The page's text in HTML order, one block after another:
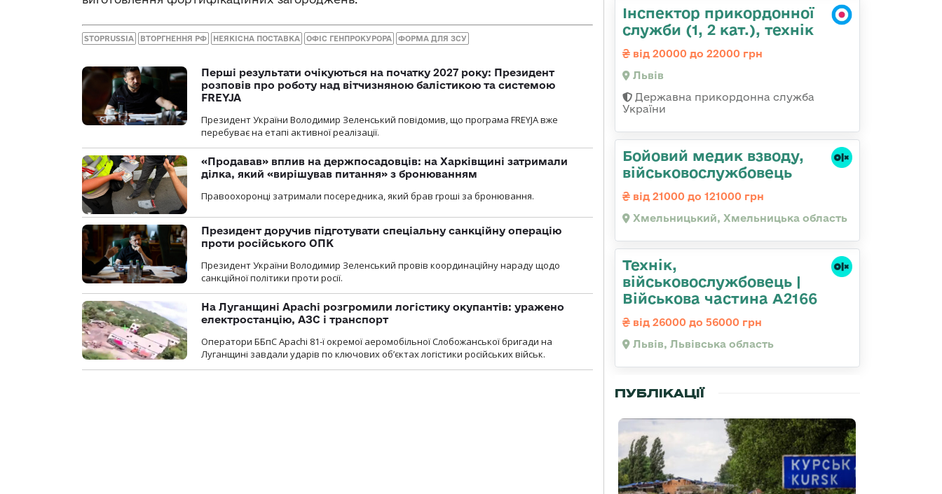
STOPRUSSIA ВТОРГНЕННЯ РФ НЕЯКІСНА ПОСТАВКА ОФІС ГЕНПРОКУРОРА ФОРМА ДЛЯ ЗСУ
Перші результати очікуються на початку 2027 року: Президент
розповів про роботу над вітчизняною балістикою та системою
FREYJA
Президент України Володимир Зеленський повідомив, що програма FREYJA вже
перебуває на етапі активної реалізації.
«Продавав» вплив на держпосадовців: на Харківщині затримали
ділка, який «вирішував питання» з бронюванням
Правоохоронці затримали посередника, який брав гроші за бронювання.
Президент доручив підготувати спеціальну санкційну операцію
проти російського ОПК
Президент України Володимир Зеленський провів координаційну нараду щодо
санкційної політики проти росії.
На Луганщині Apachi розгромили логістику окупантів: уражено
електростанцію, АЗС і транспорт
Оператори ББпС Apachi 81-ї окремої аеромобільної Слобожанської бригади на
Луганщині завдали ударів по ключових об’єктах логістики російських військ.
Інспектор прикордонної
служби (1, 2 кат.), технік
від 20000 до 22000 грн
Львів
Державна прикордонна служба
України
Бойовий медик взводу,
військовослужбовець
від 21000 до 121000 грн
Хмельницький, Хмельницька область
Технік,
військовослужбовець |
Військова частина А2166
від 26000 до 56000 грн
Львів, Львівська область
ПУБЛІКАЦІЇ